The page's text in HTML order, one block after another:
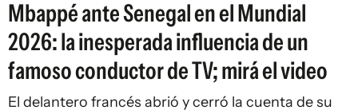
Mbappé ante Senegal en el Mundial
2026: la inesperada influencia de un
famoso conductor de TV; mirá el video
El delantero francés abrió y cerró la cuenta de su